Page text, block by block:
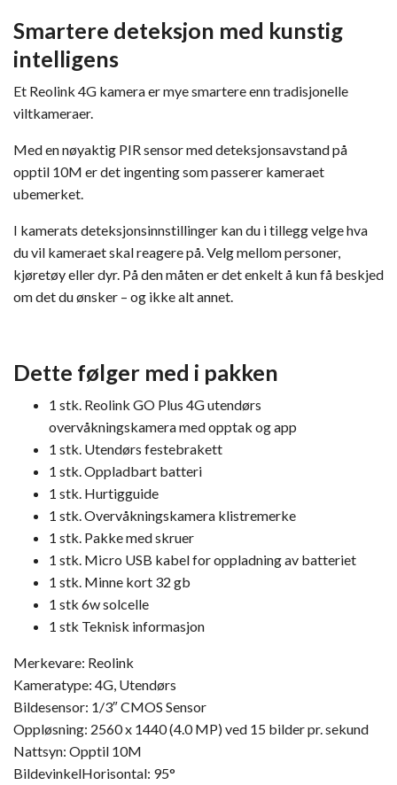
Smartere deteksjon med kunstig
intelligens
Et Reolink 4G kamera er mye smartere enn tradisjonelle
viltkameraer.
Med en nøyaktig PIR sensor med deteksjonsavstand på
opptil 10M er det ingenting som passerer kameraet
ubemerket.
I kamerats deteksjonsinnstillinger kan du i tillegg velge hva
du vil kameraet skal reagere på. Velg mellom personer,
kjøretøy eller dyr. På den måten er det enkelt å kun få beskjed
om det du ønsker – og ikke alt annet.
Dette følger med i pakken
1 stk. Reolink GO Plus 4G utendørs
overvåkningskamera med opptak og app
1 stk. Utendørs festebrakett
1 stk. Oppladbart batteri
1 stk. Hurtigguide
1 stk. Overvåkningskamera klistremerke
1 stk. Pakke med skruer
1 stk. Micro USB kabel for oppladning av batteriet
1 stk. Minne kort 32 gb
1 stk 6w solcelle
1 stk Teknisk informasjon
Merkevare: Reolink
Kameratype: 4G, Utendørs
Bildesensor: 1/3″ CMOS Sensor
Oppløsning: 2560 x 1440 (4.0 MP) ved 15 bilder pr. sekund
Nattsyn: Opptil 10M
BildevinkelHorisontal: 95°